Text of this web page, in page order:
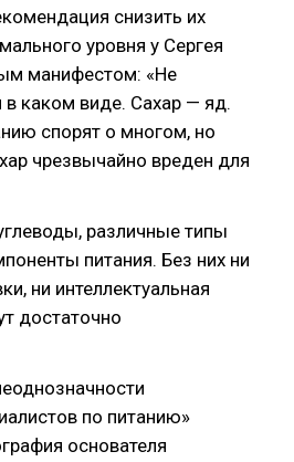
снизить их
уровня у Сергея
манифестом: «Не
в каком виде. Сахар — яд.
спорят о многом, но
чрезвычайно вреден для
различные типы
питания. Без них ни
ни интеллектуальная
достаточно
по питанию»
основателя